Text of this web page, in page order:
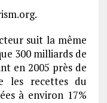
suit la même
300 milliards de
en 2005 près de
les recettes du
à environ 17%